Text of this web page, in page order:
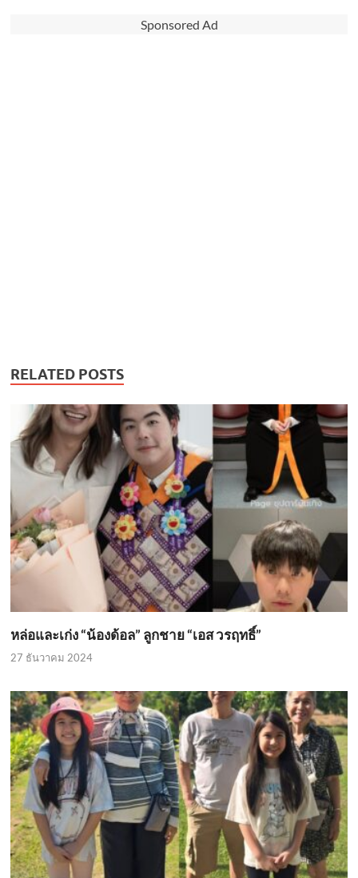
Sponsored Ad
RELATED POSTS
หล่อและเก่ง “น้องด้อล” ลูกชาย “เอส วรฤทธิ์”
27 ธันวาคม 2024